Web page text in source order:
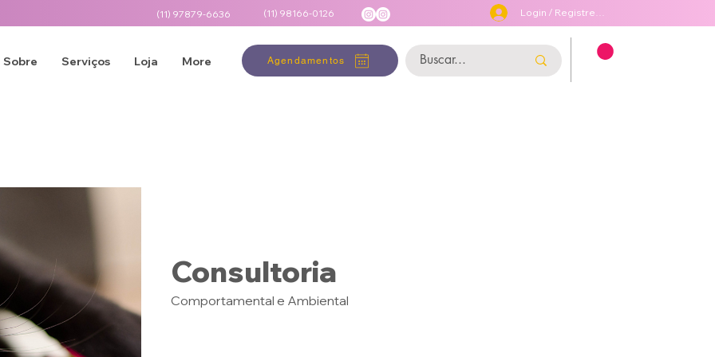
(11) 97879-6636 (11) 98166-0126 Login / Registre-se
Sobre Serviços Loja More Agendamentos
Consultoria
Comportamental e Ambiental